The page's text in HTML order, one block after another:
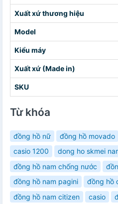
Xuất xứ thương hiệu
Model
Kiểu máy
Xuất xứ (Made in)
SKU
Từ khóa
đồng hồ nữ đồng hồ movado
casio 1200
dong ho skmei
đồng hồ nam chống nước
đồng hồ nam pagini
đồng hồ
đồng hồ nam citizen
casio